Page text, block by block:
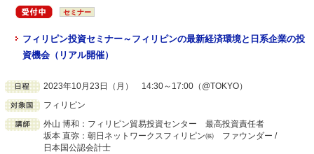
セミナー
フィリピン投資セミナー～フィリピンの最新経済環境と日系企業の投
資機会（リアル開催）
2023年10月23日（月） 14:30～17:00（@TOKYO）
フィリピン
外山 博和：フィリピン貿易投資センター 最高投資責任者
坂本 直弥：朝日ネットワークスフィリピン㈱ ファウンダー /
日本国公認会計士